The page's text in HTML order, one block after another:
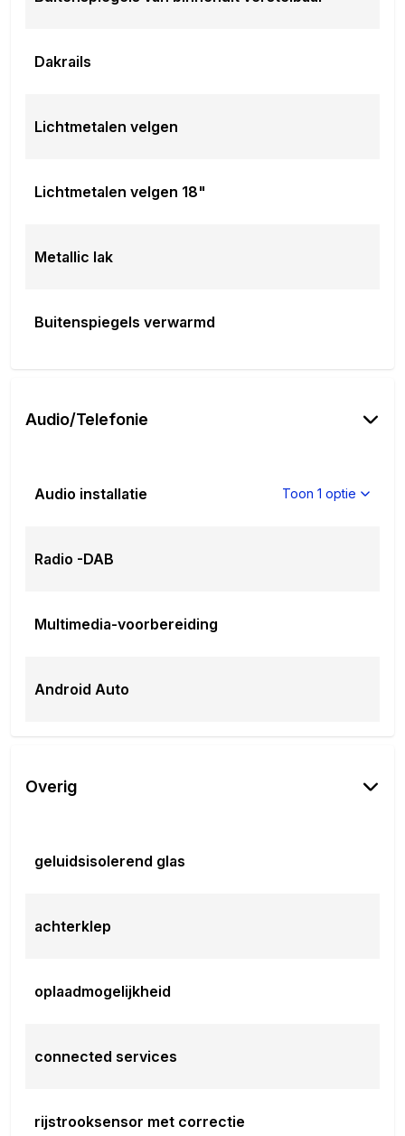
Dakrails
Lichtmetalen velgen
Lichtmetalen velgen 18"
Metallic lak
Buitenspiegels verwarmd
Audio/Telefonie
Audio installatie Toon 1 optie
Radio -DAB
Multimedia-voorbereiding
Android Auto
Overig
geluidsisolerend glas
achterklep
oplaadmogelijkheid
connected services
rijstrooksensor met correctie